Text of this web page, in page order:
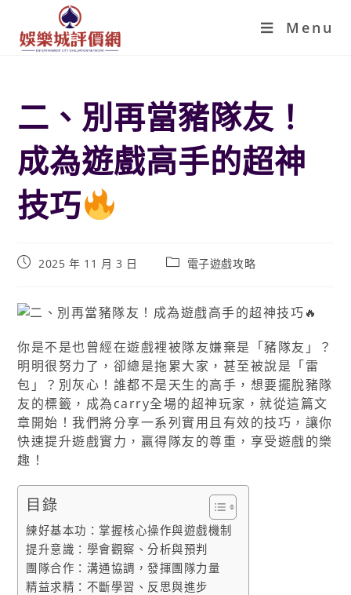
Menu
二、別再當豬隊友！
成為遊戲高手的超神
技巧
2025 年 11 月 3 日 電子遊戲攻略
你是不是也曾經在遊戲裡被隊友嫌棄是「豬隊友」？
明明很努力了，卻總是拖累大家，甚至被說是「雷
包」？別灰心！誰都不是天生的高手，想要擺脫豬隊
友的標籤，成為carry全場的超神玩家，就從這篇文
章開始！我們將分享一系列實用且有效的技巧，讓你
快速提升遊戲實力，贏得隊友的尊重，享受遊戲的樂
趣！
目錄
練好基本功：掌握核心操作與遊戲機制
提升意識：學會觀察、分析與預判
團隊合作：溝通協調，發揮團隊力量
精益求精：不斷學習、反思與進步